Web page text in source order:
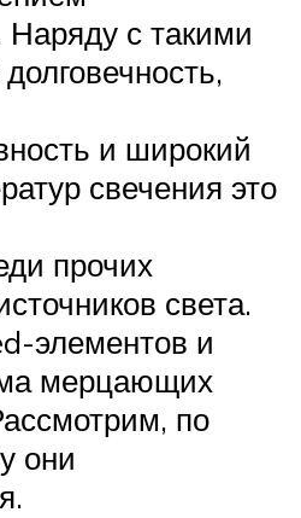
Наряду с такими
и широкий
свечения это
прочих
света.
элементов и
мерцающих
по
они